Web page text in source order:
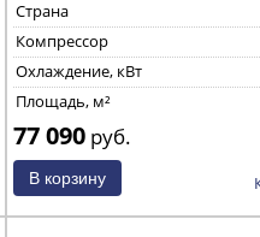
Страна
Компрессор
Охлаждение, кВт
Площадь, м²
77 090 руб.